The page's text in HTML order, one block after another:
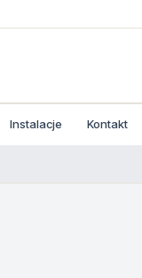
Instalacje Kontakt